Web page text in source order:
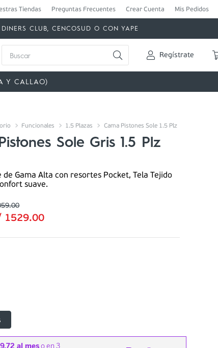
Tiendas Preguntas Frecuentes Crear Cuenta Mis Pedidos
CLUB, CENCOSUD O CON YAPE
Regístrate
Y CALLAO)
Funcionales 1.5 Plazas Cama Pistones Sole 1.5 Plz
Sole Gris 1.5 Plz
de Gama Alta con resortes Pocket, Tela Tejido
suave.
.00
1529.00